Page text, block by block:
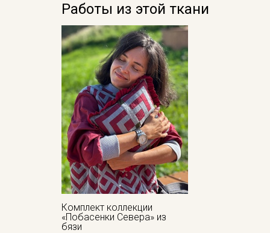
Работы из этой ткани
Комплект коллекции
«Побасенки Севера» из
бязи